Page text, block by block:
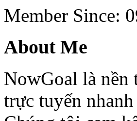
Member Since:
About Me
NowGoal là nền
trực tuyến